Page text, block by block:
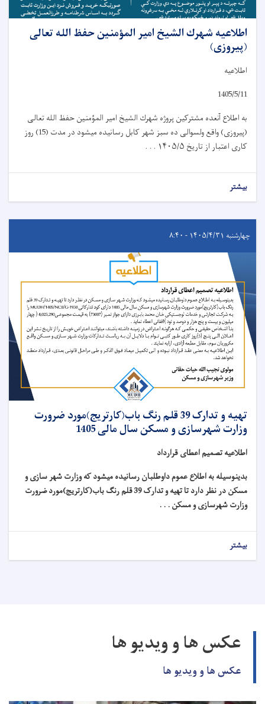
اطلاعیه شهرك الشيخ امیر المؤمنين حفظ الله تعالی
(پیروزی)
اطلاعیه
1405/5/11
به اطلاع آنعده مشترکین پروژه شهرك الشيخ امیر المؤمنين حفظ الله تعالی
(پیروزی) واقع ولسوالی ده سبز شهر کابل رسانیده میشود در مدت (15) روز
کاری اعتبار از تاریخ ۱۴۰۵/۵ . . .
بیشتر
چهارشنبه ۱۴۰۵/۴/۳۱ - ۸:۴۰
تهیه و تدارک 39 قلم رنگ باب(کارتریج)مورد ضرورت
وزارت شهرسازی و مسکن سال مالی 1405
اطلاعیه تصمیم اعطای قرارداد
بدینوسیله به اطلاع عموم داوطلبان رسانیده میشود که وزارت شهر سازی و
مسکن در نظر دارد تا تهیه و تدارک 39 قلم رنگ باب(کارتریج)مورد ضرورت
وزارت شهرسازی و مسکن . . .
بیشتر
عکس ها و ویدیو ها
عکس ها و ویدیو ها